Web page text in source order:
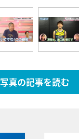
写真の記事を読む